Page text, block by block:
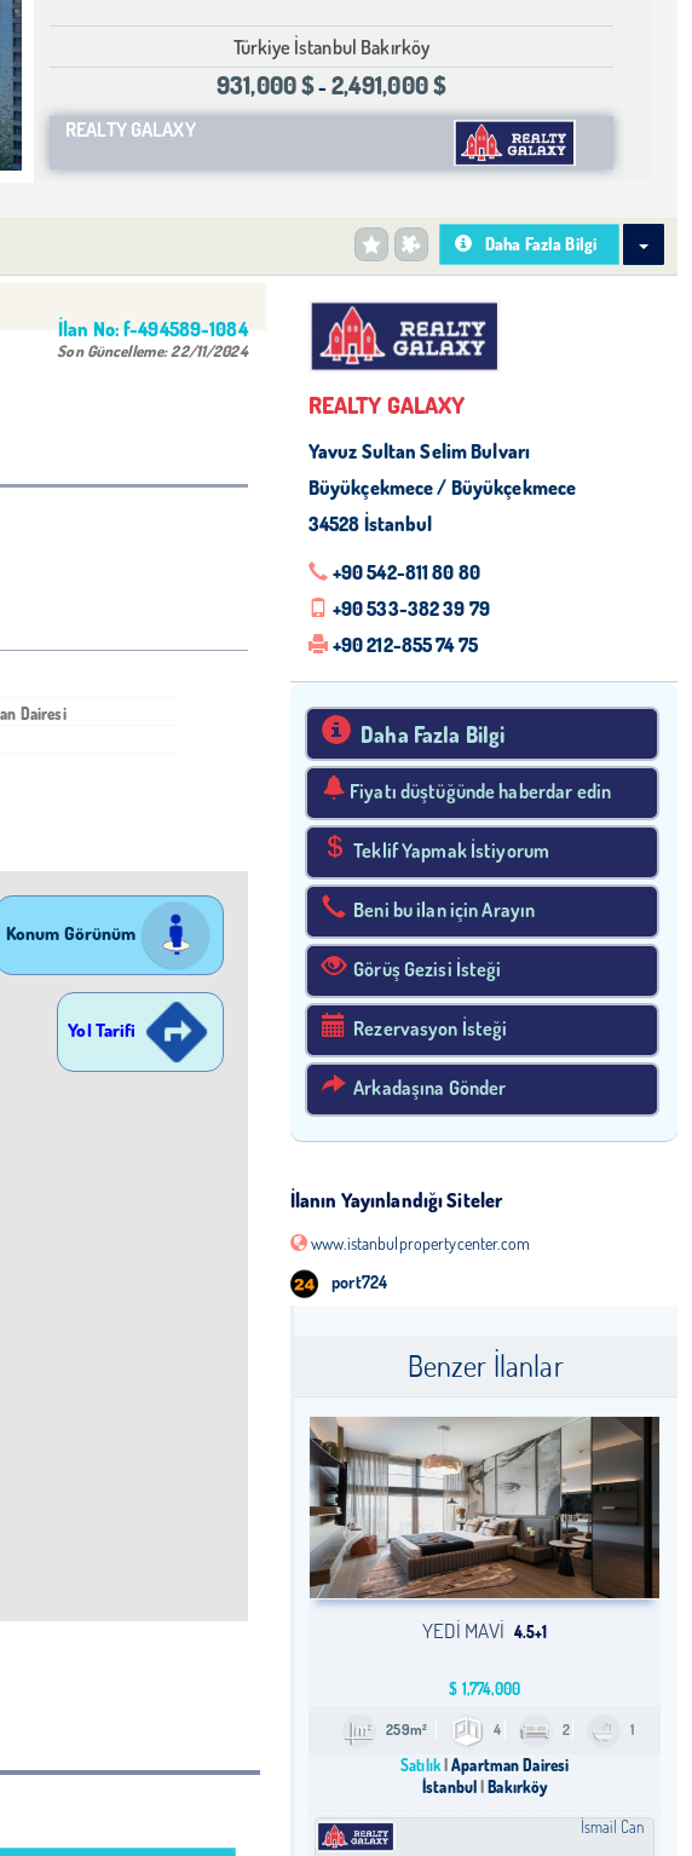
Türkiye İstanbul Bakırköy
931,000 $- 2,491,000 $
REALTY GALAXY
Daha Fazla Bilgi
İlan No:f-494589-1084
Son Güncelleme:22/11/2024
Dairesi
Konum Görünüm
Yol Tarifi
REALTY GALAXY
Yavuz Sultan Selim Bulvarı
Büyükçekmece / Büyükçekmece
34528 İstanbul
+90 542-811 80 80
+90 533-382 39 79
+90 212-855 74 75
Daha Fazla Bilgi
Fiyatı düştüğünde haberdar edin
Teklif Yapmak İstiyorum
Beni bu ilan için Arayın
Görüş Gezisi İsteği
Rezervasyon İsteği
Arkadaşına Gönder
İlanın Yayınlandığı Siteler
www.istanbulpropertycenter.com
port724
Benzer İlanlar
YEDI MAVI 4.5+1
$ 1,774,000
259m² 4 2 1
Satılık Apartman Dairesi
İstanbul Bakırköy
İsmail Can